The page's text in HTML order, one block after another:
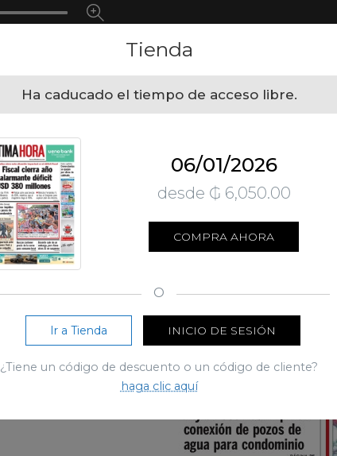
Tienda
Ha caducado el tiempo de acceso libre.
06/01/2026
desde ₲ 6,050.00
COMPRA AHORA
O
Ir a Tienda INICIO DE SESIÓN
¿Tiene un código de descuento o un código de cliente?
haga clic aquí